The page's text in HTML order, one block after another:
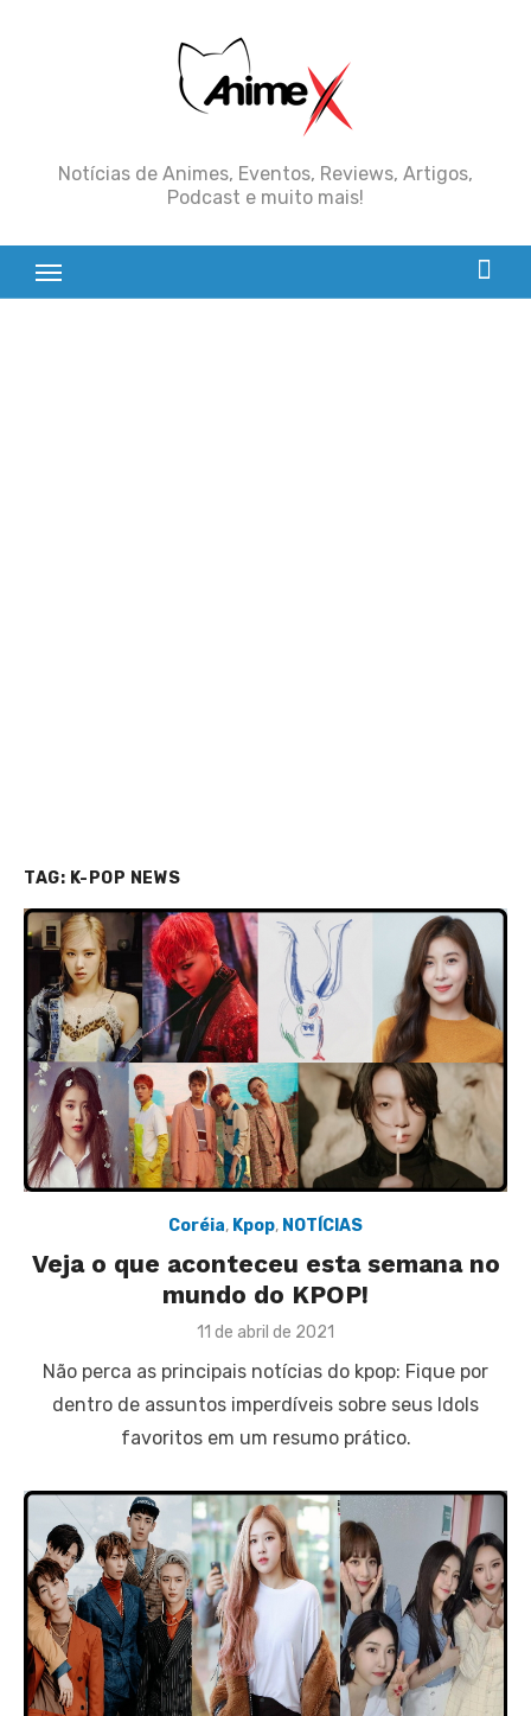
Notícias de Animes, Eventos, Reviews, Artigos,
Podcast e muito mais!
TAG: K-POP NEWS
Coréia, Kpop, NOTÍCIAS
Veja o que aconteceu esta semana no
mundo do KPOP!
Posted
11 de abril de 2021
Não perca as principais notícias do kpop: Fique por
dentro de assuntos imperdíveis sobre seus Idols
favoritos em um resumo prático.